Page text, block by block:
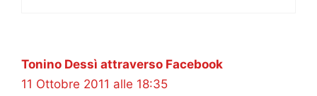
Tonino Dessì attraverso Facebook
11 Ottobre 2011 alle 18:35